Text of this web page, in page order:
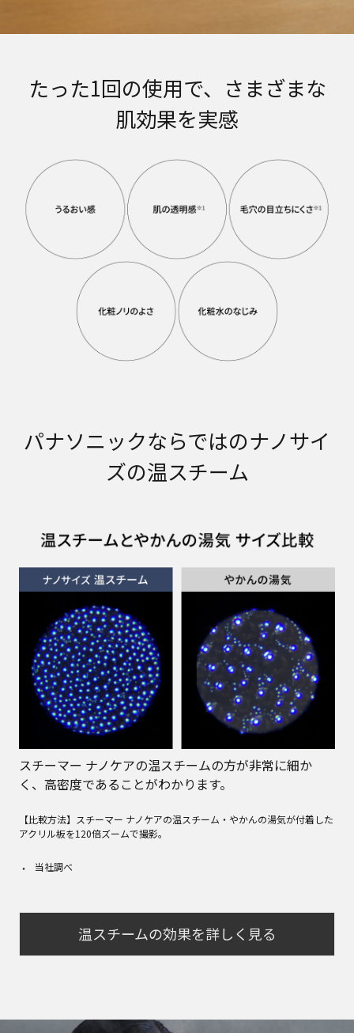
たった1回の使用で、さまざまな
肌効果を実感
パナソニックならではのナノサイ
ズの温スチーム
スチーマー ナノケアの温スチームの方が非常に細か
く、高密度であることがわかります。
【比較方法】スチーマー ナノケアの温スチーム・やかんの湯気が付着した
アクリル板を120倍ズームで撮影。
当社調べ
温スチームの効果を詳しく見る